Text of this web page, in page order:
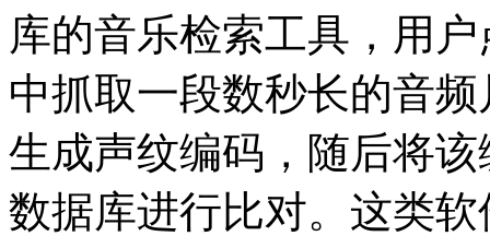
库的音乐检索工具，用
中抓取一段数秒长的音
生成声纹编码，随后将
数据库进行比对。这类